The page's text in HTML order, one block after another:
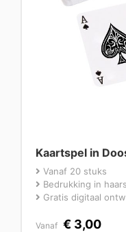
Kaartspel in
Vanaf 20 stuks
Bedrukking in
Gratis digitaal
Vanaf € 3,00